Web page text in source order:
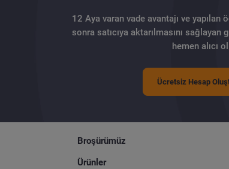
12 Aya varan vade avantajı ve yapılan
sonra satıcıya aktarılmasını
hemen alıcı
Ücretsiz Hesap
Broşürümüz
Ürünler